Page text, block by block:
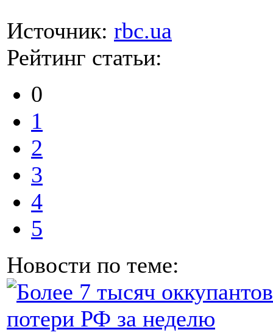
Источник: rbc.ua
Рейтинг статьи:
0
1
2
3
4
5
Новости по теме: